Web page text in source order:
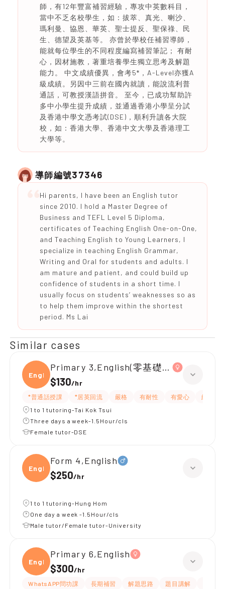
師，有12年豐富補習經驗，專攻中英數科目，
當中不乏名校學生，如：拔萃、真光、喇沙、
瑪利曼、協恩、華英、聖士提反、聖保祿、民
生、德望及英基等。 亦曾於學校任補習導師，
能就每位學生的不同程度編寫補習筆記； 有耐
心，因材施教，著重培養學生獨立思考及解題
能力。 中文成績優異，會考5*，A-Level亦獲A
級成績。另因中三前在國內就讀，能說流利普
通話，可教授漢語拼音。 至今，已成功幫助許
多中小學生提升成績，並通過香港小學呈分試
及香港中學文憑考試(DSE)，順利升讀各大院
校，如：香港大學、香港中文大學及香港理工
大學等。
導師編號37346
Hi parents, I have been an English tutor
since 2010. I hold a Master Degree of
Business and TEFL Level 5 Diploma,
certificates of Teaching English One-on-One,
and Teaching English to Young Learners, I
specialize in teaching English Grammar,
Writing and Oral for students and adults. I
am mature and patient, and could build up
confidence of students in a short time. I
usually focus on students’ weaknesses so as
to help them improve within the shortest
period. Ms Lai
Similar cases
Engli
Primary 3,English(零基礎, 會話)
$130/hr
*普通話授課 *居英回流 嚴格 有耐性 有愛心
細心
1 to 1 tutoring-Tai Kok Tsui
Three days a week-1.5Hour/cls
Female tutor-DSE
Engli
Form 4,English
$250/hr
1 to 1 tutoring-Hung Hom
One day a week -1.5Hour/cls
Male tutor/Female tutor-University
Engli
Primary 6,English
$300/hr
WhatsAPP問功課 長期補習 解題思路 題目講解